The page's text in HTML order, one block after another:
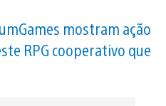
mostram ação
RPG cooperativo que